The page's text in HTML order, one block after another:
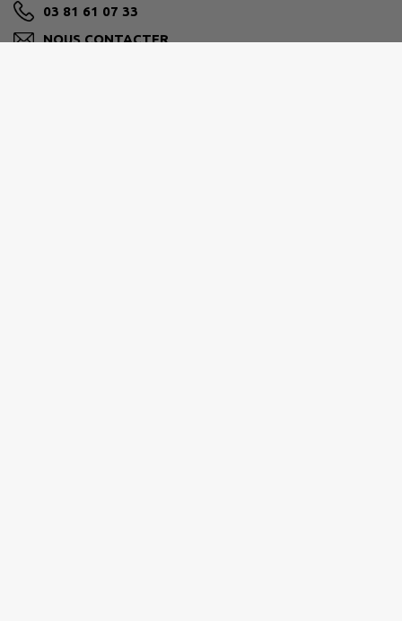
03 81 61 07 33
NOUS CONTACTER